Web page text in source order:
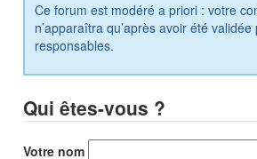
Ce forum est modéré a priori : votre
n’apparaîtra qu’après avoir été validée
responsables.
Qui êtes-vous ?
Votre nom